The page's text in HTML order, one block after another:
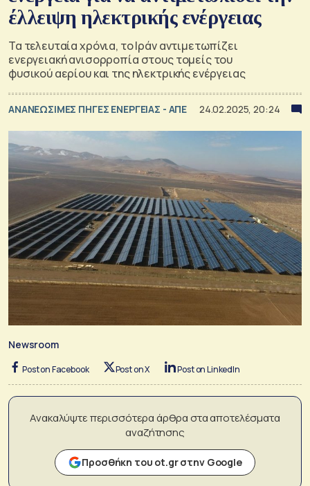
έλλειψη ηλεκτρικής ενέργειας
Τα τελευταία χρόνια, το Ιράν αντιμετωπίζει
ενεργειακή ανισορροπία στους τομείς του
φυσικού αερίου και της ηλεκτρικής ενέργειας
ΑΝΑΝΕΩΣΙΜΕΣ ΠΗΓΕΣ ΕΝΕΡΓΕΙΑΣ - ΑΠΕ 24.02.2025, 20:24
Newsroom
Post on Facebook Post on X Post on LinkedIn
Ανακαλύψτε περισσότερα άρθρα στα αποτελέσματα
αναζήτησης
Προσθήκη του ot.gr στην Google